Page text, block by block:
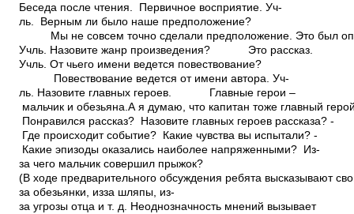
Беседа после чтения. Первичное восприятие. Уч­
ль. Верным ли было наше предположение?
Мы не совсем точно сделали предположение. Это был
Уч­ль. Назовите жанр произведения? Это рассказ.
Уч­ль. От чьего имени ведется повествование?
Повествование ведется от имени автора. Уч­
ль. Назовите главных героев. Главные герои –
мальчик и обезьяна.А я думаю, что капитан тоже главный
­ Понравился рассказ? ­ Назовите главных героев рассказа? ­
Где происходит событие? ­ Какие чувства вы испытали? ­
Какие эпизоды оказались наиболее напряженными? ­ Из­
за чего мальчик совершил прыжок?
(В ходе предварительного обсуждения ребята высказывают
за обезьянки, из­за шляпы, из­
за угрозы отца и т. д. Неоднозначность мнений вызывает